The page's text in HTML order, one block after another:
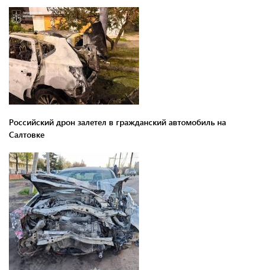
Российский дрон залетел в гражданский автомобиль на
Салтовке